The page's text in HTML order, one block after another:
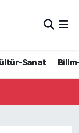
Sanat